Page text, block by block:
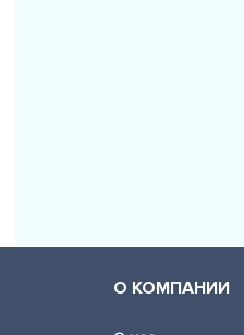
О КОМПАНИИ